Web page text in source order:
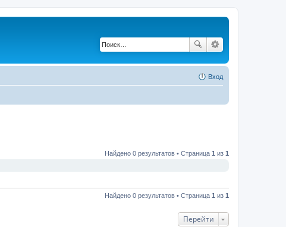
Вход
Найдено 0 результатов • Страница 1 из 1
Найдено 0 результатов • Страница 1 из 1
Перейти